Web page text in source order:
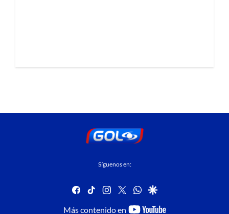
Síguenos en:
facebook
tiktok instagram
twitterwhatsapp
google
Más contenido en
youtube-